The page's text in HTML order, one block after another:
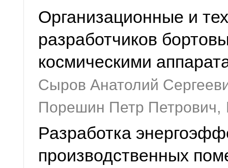
Организационные и
разработчиков
космическими
Сыров Анатолий
Порешин Петр Петрович,
Разработка
производственных